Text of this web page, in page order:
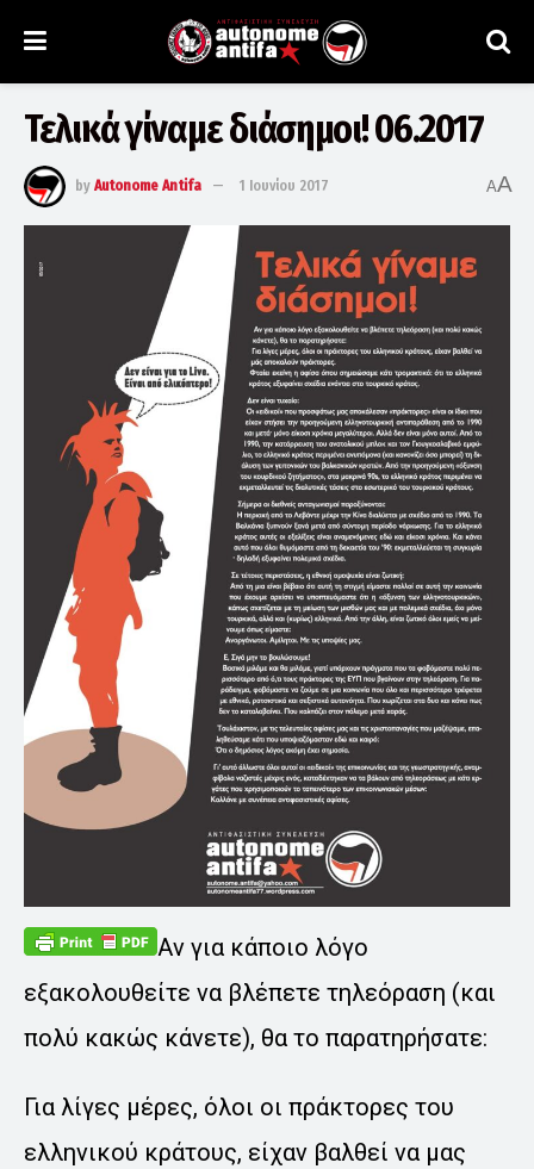
Τελικά γίναμε διάσημοι! 06.2017
by Autonome Antifa 1 Ιουνίου 2017 AA
Αν για κάποιο λόγο
εξακολουθείτε να βλέπετε τηλεόραση (και
πολύ κακώς κάνετε), θα το παρατηρήσατε:
Για λίγες μέρες, όλοι οι πράκτορες του
ελληνικού κράτους, είχαν βαλθεί να μας